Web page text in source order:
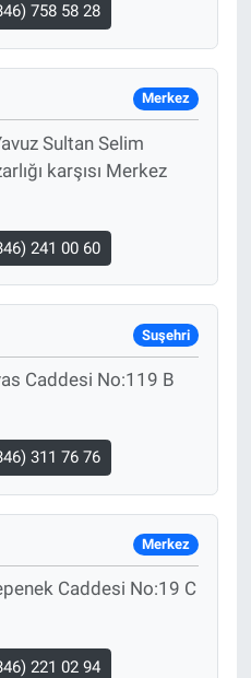
758 58 28
Merkez
Sultan Selim
karşısı Merkez
241 00 60
Suşehri
Caddesi No:119 B
311 76 76
Merkez
Caddesi No:19 C
221 02 94